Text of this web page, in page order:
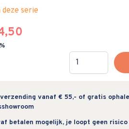
deze serie
Hoeveelheid
vanaf € 55,- of gratis
betalen mogelijk, je loopt geen risico